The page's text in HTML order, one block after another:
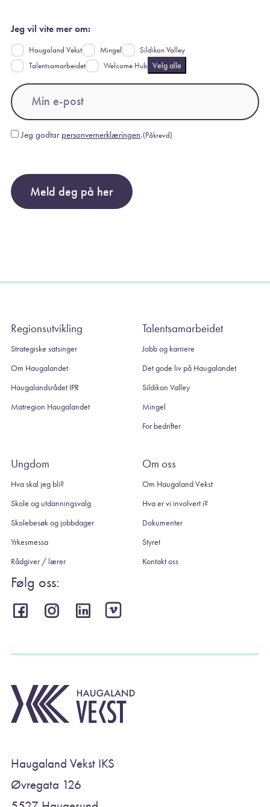
Jeg vil vite mer om:
Haugaland Vekst Mingel
Sildikon Valley
Talentsamarbeidet
Welcome Hub Velg alle
Email
Consent(Påkrevd)
Jeg godtar personvernerklæringen.(Påkrevd)
Meld deg på her
Regionsutvikling
Strategiske satsinger
Om Haugalandet
Haugalandsrådet IPR
Matregion Haugalandet
Talentsamarbeidet
Jobb og karriere
Det gode liv på Haugalandet
Sildikon Valley
Mingel
For bedrifter
Ungdom
Hva skal jeg bli?
Skole og utdanningsvalg
Skolebesøk og jobbdager
Yrkesmessa
Rådgiver / lærer
Om oss
Om Haugaland Vekst
Hva er vi involvert i?
Dokumenter
Styret
Kontakt oss
Følg oss:
Haugaland Vekst IKS
Øvregata 126